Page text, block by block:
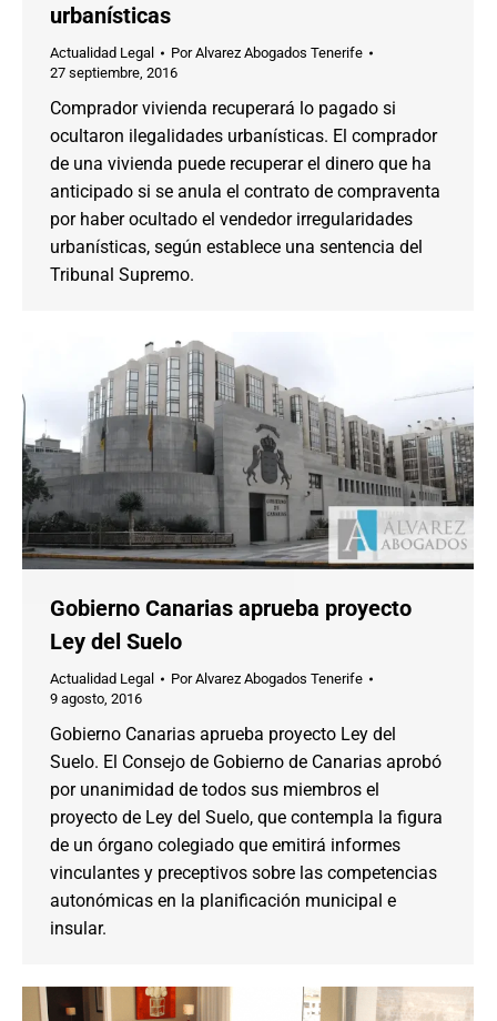
urbanísticas
Actualidad Legal PorAlvarez Abogados Tenerife
27 septiembre, 2016
Comprador vivienda recuperará lo pagado si
ocultaron ilegalidades urbanísticas. El comprador
de una vivienda puede recuperar el dinero que ha
anticipado si se anula el contrato de compraventa
por haber ocultado el vendedor irregularidades
urbanísticas, según establece una sentencia del
Tribunal Supremo.
Gobierno Canarias aprueba proyecto
Ley del Suelo
Actualidad Legal PorAlvarez Abogados Tenerife
9 agosto, 2016
Gobierno Canarias aprueba proyecto Ley del
Suelo. El Consejo de Gobierno de Canarias aprobó
por unanimidad de todos sus miembros el
proyecto de Ley del Suelo, que contempla la figura
de un órgano colegiado que emitirá informes
vinculantes y preceptivos sobre las competencias
autonómicas en la planificación municipal e
insular.